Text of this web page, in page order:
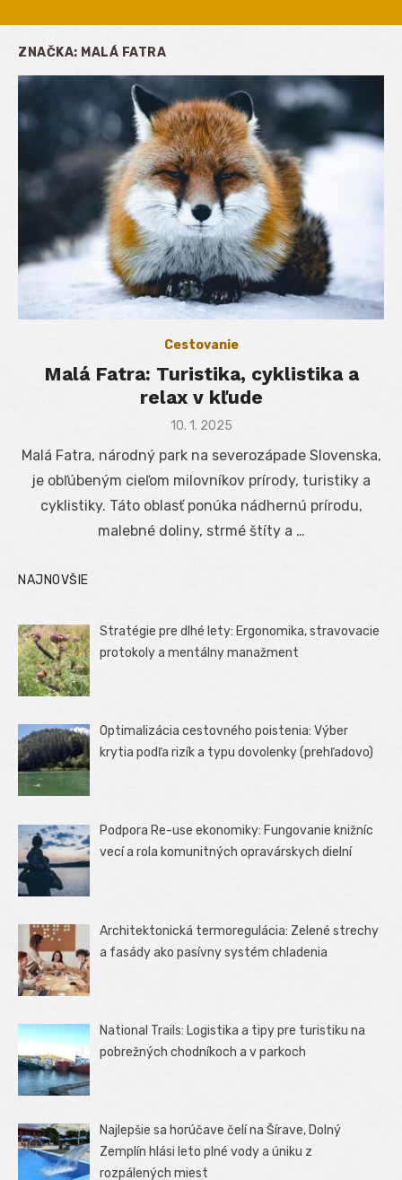
ZNAČKA: MALÁ FATRA
Cestovanie
Malá Fatra: Turistika, cyklistika a
relax v kľude
Posted
10. 1. 2025
Malá Fatra, národný park na severozápade Slovenska,
je obľúbeným cieľom milovníkov prírody, turistiky a
cyklistiky. Táto oblasť ponúka nádhernú prírodu,
malebné doliny, strmé štíty a …
NAJNOVŠIE
Stratégie pre dlhé lety: Ergonomika, stravovacie
protokoly a mentálny manažment
Optimalizácia cestovného poistenia: Výber
krytia podľa rizík a typu dovolenky (prehľadovo)
Podpora Re-use ekonomiky: Fungovanie knižníc
vecí a rola komunitných opravárskych dielní
Architektonická termoregulácia: Zelené strechy
a fasády ako pasívny systém chladenia
National Trails: Logistika a tipy pre turistiku na
pobrežných chodníkoch a v parkoch
Najlepšie sa horúčave čelí na Šírave, Dolný
Zemplín hlási leto plné vody a úniku z
rozpálených miest